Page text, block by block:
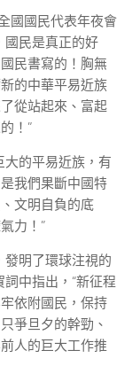
國國民代表年夜會
國民是真正的好
民書寫的！胸無
的中華平易近族
從站起來、富起
！”
大的平易近族，有
我們果斷中國特
文明自負的底
力！”
發明了環球注視的
中指出，“新征程
依附國民，保持
爭旦夕的幹勁、
人的巨大工作推